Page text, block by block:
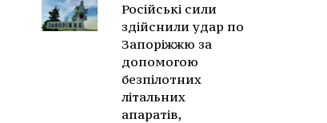
Російські сили
здійснили удар по
Запоріжжю за
допомогою
безпілотних
літальних
апаратів,